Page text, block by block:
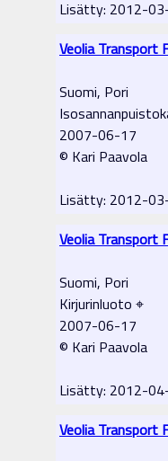
Lisätty: 2012-
Veolia Transport
Suomi, Pori
2007-06-17
© Kari Paavola
Lisätty: 2012-
Veolia Transport
Suomi, Pori
Kirjurinluoto ⌖
2007-06-17
© Kari Paavola
Lisätty: 2012-
Veolia Transport